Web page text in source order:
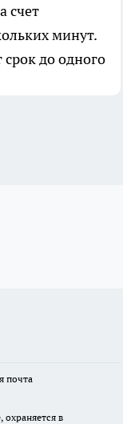
счет
минут.
срок до одного
почта
в